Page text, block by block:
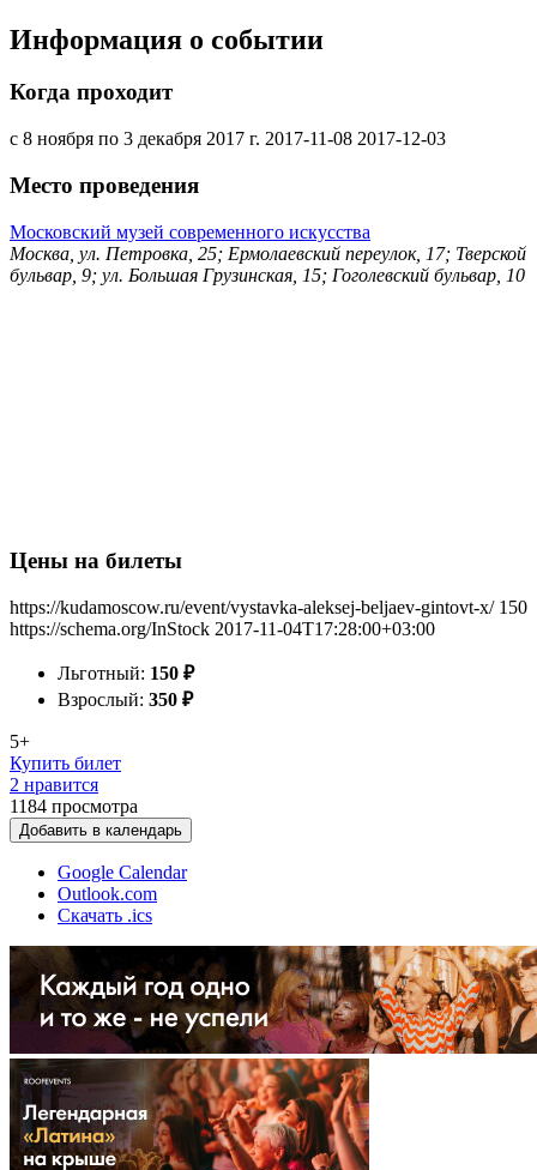
Информация о событии
Когда проходит
с 8 ноября по 3 декабря 2017 г. 2017-11-08 2017-12-03
Место проведения
Московский музей современного искусства
Москва, ул. Петровка, 25; Ермолаевский переулок, 17; Тверской
бульвар, 9; ул. Большая Грузинская, 15; Гоголевский бульвар, 10
Цены на билеты
https://kudamoscow.ru/event/vystavka-aleksej-beljaev-gintovt-x/ 150
https://schema.org/InStock 2017-11-04T17:28:00+03:00
Льготный: 150 ₽
Взрослый: 350 ₽
5+
Купить билет
2 нравится
1184 просмотра
Добавить в календарь
Google Calendar
Outlook.com
Скачать .ics